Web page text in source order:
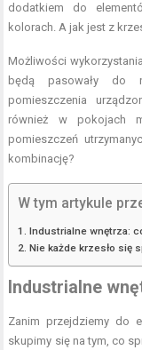
dodatkiem do
kolorach. A jak jest z
Możliwości
będą pasowały do
pomieszczenia
również w pokojach
pomieszczeń
kombinację?
W tym artykule
Industrialne wnętrza:
Nie każde krzesło się
Industrialne
Zanim przejdziemy do
skupimy się na tym, co